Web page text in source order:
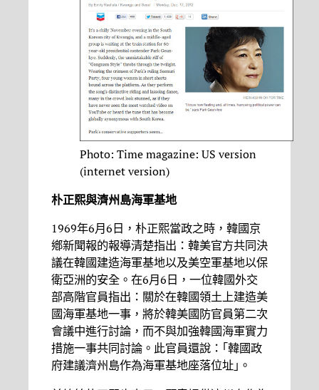
Photo: Time magazine: US version
(internet version)
朴正熙與濟州島海軍基地
1969年6月6日，朴正熙當政之時，韓國京
鄕新聞報的報導清楚指出：韓美官方共同決
議在韓國建造海軍基地以及美空軍基地以保
衛亞洲的安全。在6月6日，一位韓國外交
部高階官員指出：關於在韓國領土上建造美
國海軍基地一事，將於韓美國防官員第二次
會議中進行討論，而不與加強韓國海軍實力
措施一事共同討論。此官員還說：｢韓國政
府建議濟州島作為海軍基地座落位址｣。